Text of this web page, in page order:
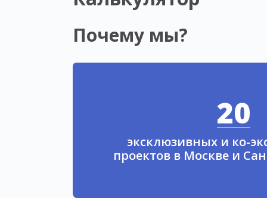
Почему мы?
20
эксклюзивных и ко-
проектов в Москве и